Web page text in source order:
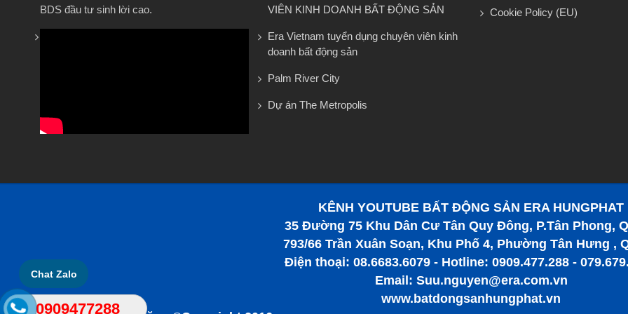
BDS đầu tư sinh lời cao.
VIÊN KINH DOANH BẤT ĐỘNG SẢN
Era Vietnam tuyển dụng chuyên viên kinh
doanh bất động sản
Palm River City
Dự án The Metropolis
Cookie Policy (EU)
KÊNH YOUTUBE BẤT ĐỘNG SẢN ERA HUNGPHAT
35 Đường 75 Khu Dân Cư Tân Quy Đông, P.Tân Phong,
793/66 Trần Xuân Soạn, Khu Phố 4, Phường Tân Hưng ,
Điện thoại: 08.6683.6079 - Hotline: 0909.477.288 -
Email: Suu.nguyen@era.com.vn
www.batdongsanhungphat.vn
Chat Zalo
0909477288